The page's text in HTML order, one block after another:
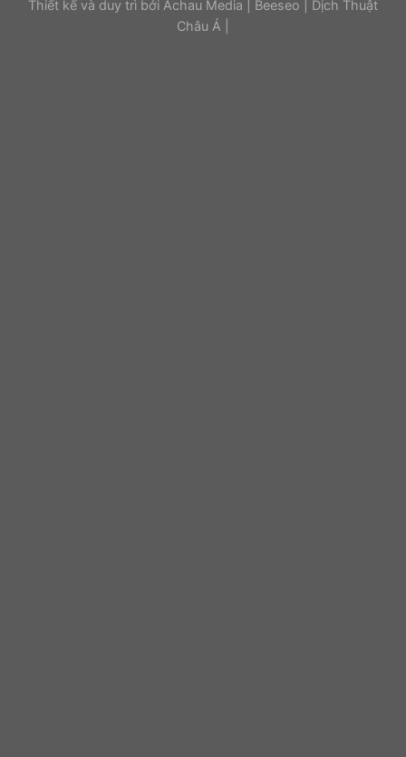
Thiết kế và duy trì bởi Achau Media Beeseo
Dịch Thuật
Châu Á